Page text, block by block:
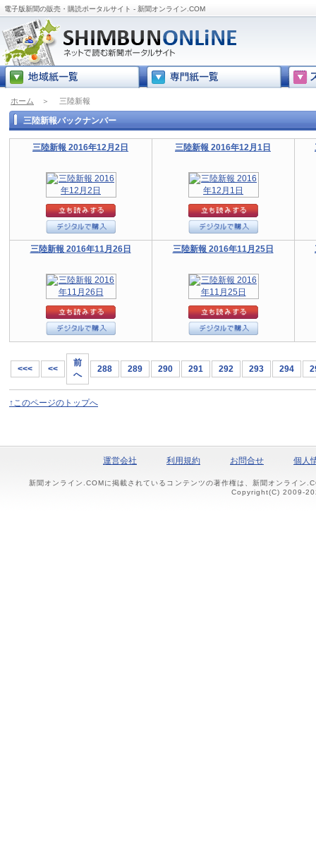
電子版新聞の販売・購読ポータルサイト - 新聞オンライン.COM
ホーム ＞ 三陸新報
三陸新報バックナンバー
三陸新報 2016年12月2日 三陸新報 2016年12月1日
三陸新報 2016年11月26日 三陸新報 2016年11月25日
<<< <<
前
へ
288 289 290 291 292 293 294
↑このページのトップへ
運営会社 利用規約 お問合せ 個人
新聞オンライン.COMに掲載されているコンテンツの著作権は、新聞オンライン
Copyright(C) 2009-